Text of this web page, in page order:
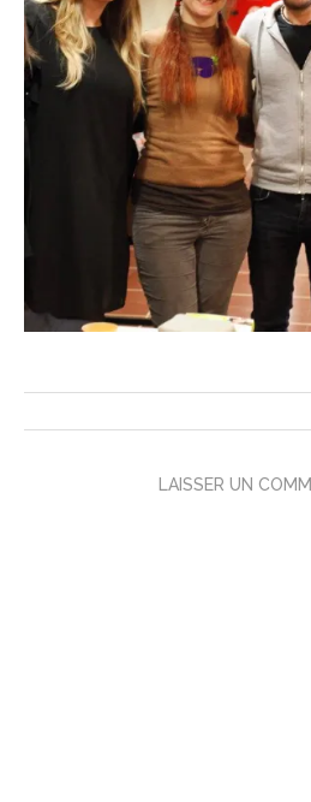
LAISSER UN